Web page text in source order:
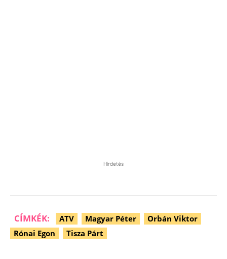
Hirdetés
CÍMKÉK: ATV Magyar Péter
Orbán Viktor
Rónai Egon
Tisza Párt